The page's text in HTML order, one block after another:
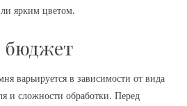
ярким цветом.
бюджет
варьируется в зависимости от вида
и сложности обработки. Перед